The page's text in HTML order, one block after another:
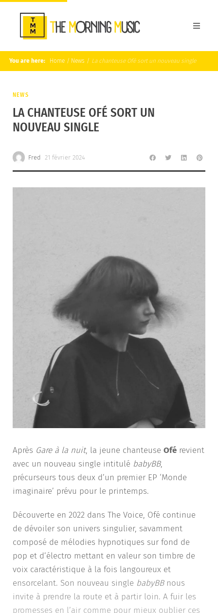
You are here: Home / News / La chanteuse Ofé sort un nouveau single
NEWS
LA CHANTEUSE OFÉ SORT UN
NOUVEAU SINGLE
Fred 21 février 2024
Après Gare à la nuit, la jeune chanteuse Ofé revient
avec un nouveau single intitulé babyBB,
précurseurs tous deux d’un premier EP ‘Monde
imaginaire’ prévu pour le printemps.
Découverte en 2022 dans The Voice, Ofé continue
de dévoiler son univers singulier, savamment
composé de mélodies hypnotiques sur fond de
pop et d’électro mettant en valeur son timbre de
voix caractéristique à la fois langoureux et
ensorcelant. Son nouveau single babyBBnous
invite à prendre la route et à partir loin. A fuir les
promesses en l’air comme pour mieux oublier ces